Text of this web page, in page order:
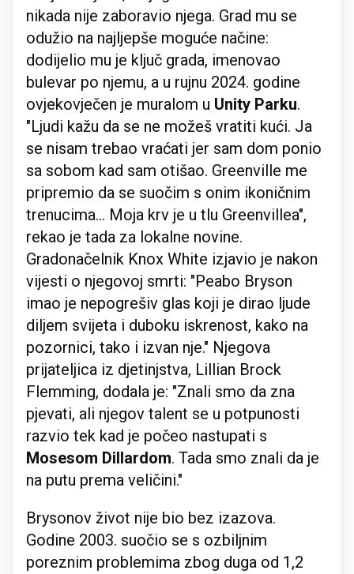
nikada nije zaboravio njega. Grad mu se
odužio na najljepše moguće načine:
dodijelio mu je ključ grada, imenovao
bulevar po njemu, a u rujnu 2024. godine
ovjekovječen je muralom u Unity Parku.
"Ljudi kažu da se ne možeš vratiti kući. Ja
se nisam trebao vraćati jer sam dom ponio
sa sobom kad sam otišao. Greenville me
pripremio da se suočim s onim ikoničnim
trenucima... Moja krv je u tlu Greenvillea",
rekao je tada za lokalne novine.
Gradonačelnik Knox White izjavio je nakon
vijesti o njegovoj smrti: "Peabo Bryson
imao je nepogrešiv glas koji je dirao ljude
diljem svijeta i duboku iskrenost, kako na
pozornici, tako i izvan nje." Njegova
prijateljica iz djetinjstva, Lillian Brock
Flemming, dodala je: "Znali smo da zna
pjevati, ali njegov talent se u potpunosti
razvio tek kad je počeo nastupati s
Mosesom Dillardom. Tada smo znali da je
na putu prema veličini."
Brysonov život nije bio bez izazova.
Godine 2003. suočio se s ozbiljnim
poreznim problemima zbog duga od 1,2